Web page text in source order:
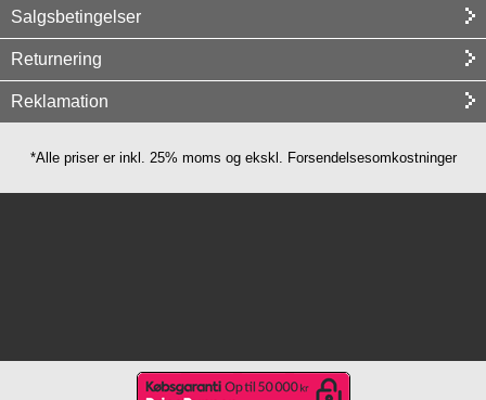
Salgsbetingelser
Returnering
Reklamation
*Alle priser er inkl. 25% moms og ekskl. Forsendelsesomkostninger